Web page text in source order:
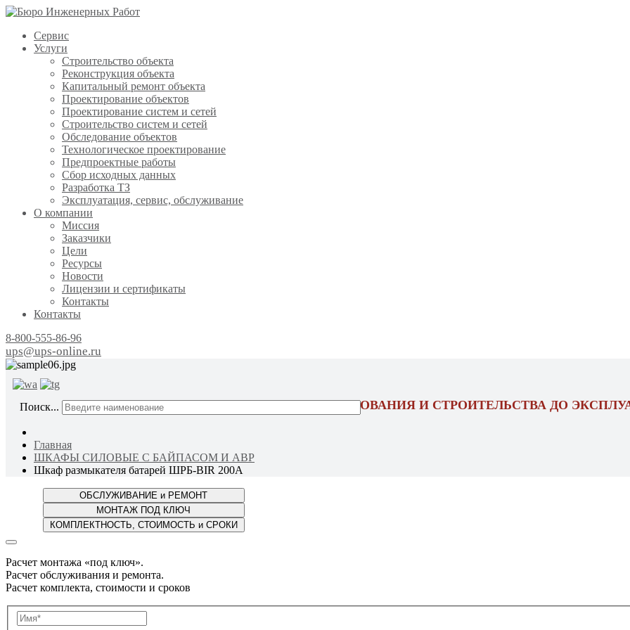
Сервис
Услуги
Строительство объекта
Реконструкция объекта
Капитальный ремонт объекта
Проектирование объектов
Проектирование систем и сетей
Строительство систем и сетей
Обследование объектов
Технологическое проектирование
Предпроектные работы
Сбор исходных данных
Разработка ТЗ
Эксплуатация, сервис, обслуживание
О компании
Миссия
Заказчики
Цели
Ресурсы
Новости
Лицензии и сертификаты
Контакты
Контакты
8-800-555-86-96
ups@ups-online.ru
ОТ ПРОЕКТИРОВАНИЯ И СТРОИТЕЛЬСТВА ДО
Поиск...
Главная
ШКАФЫ СИЛОВЫЕ С БАЙПАСОМ И АВР
Шкаф размыкателя батарей ШРБ-BIR 200А
Расчет монтажа «под ключ».
Расчет обслуживания и ремонта.
Расчет комплекта, стоимости и сроков